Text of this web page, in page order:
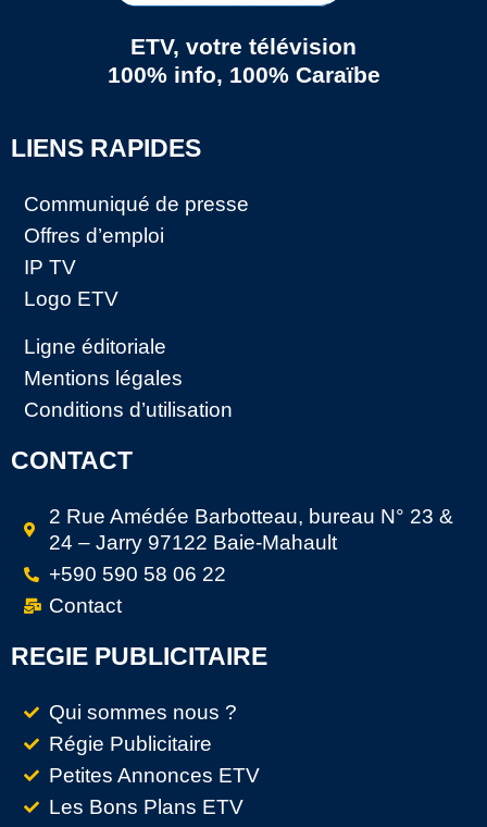
ETV, votre télévision
100% info, 100% Caraïbe
LIENS RAPIDES
Communiqué de presse
Offres d’emploi
IP TV
Logo ETV
Ligne éditoriale
Mentions légales
Conditions d’utilisation
CONTACT
2 Rue Amédée Barbotteau, bureau N° 23 &
24 – Jarry 97122 Baie-Mahault
+590 590 58 06 22
Contact
REGIE PUBLICITAIRE
Qui sommes nous ?
Régie Publicitaire
Petites Annonces ETV
Les Bons Plans ETV